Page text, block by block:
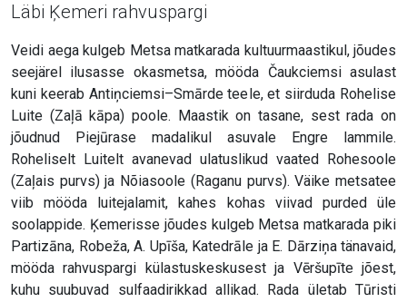
Läbi Ķemeri rahvuspargi
Veidi aega kulgeb Metsa matkarada kultuurmaastikul, jõudes
seejärel ilusasse okasmetsa, mööda Čaukciemsi asulast
kuni keerab Antiņciemsi–Smārde teele, et siirduda Rohelise
Luite (Zaļā kāpa) poole. Maastik on tasane, sest rada on
jõudnud Piejūrase madalikul asuvale Engre lammile.
Roheliselt Luitelt avanevad ulatuslikud vaated Rohesoole
(Zaļais purvs) ja Nõiasoole (Raganu purvs). Väike metsatee
viib mööda luitejalamit, kahes kohas viivad purded üle
soolappide. Ķemerisse jõudes kulgeb Metsa matkarada piki
Partizāna, Robeža, A. Upīša, Katedrāle ja E. Dārziņa tänavaid,
mööda rahvuspargi külastuskeskusest ja Vēršupīte jõest,
kuhu suubuvad sulfaadirikkad allikad. Rada ületab Tūristi